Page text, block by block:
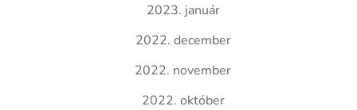
2023. január
2022. december
2022. november
2022. október